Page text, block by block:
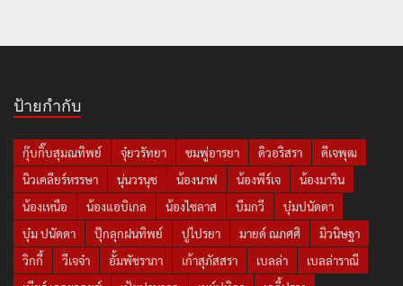
ป้ายกำกับ
กุ๊บกิ๊บสุมณทิพย์ จุ๋ยวรัทยา ชมพู่อารยา ดิวอริสรา
ดีเจพุฒ
นิวเคลียร์หรรษา
นุ่นวรนุช น้องนาฟ น้องพีร์เจ
น้องมาริน
น้องเหนือ
น้องแอบิเกล น้องไซลาส บีมกวี
บุ๋มปนัดดา
บุ๋ม ปนัดดา
ปุ๊กลุกฝนทิพย์ ปูไปรยา มายด์ ณภศศิ
มิวนิษฐา
วิกกี้
วีเจจ๋า อั้มพัชราภา เก้าสุภัสสรา เบลล่า
เบลล่าราณี